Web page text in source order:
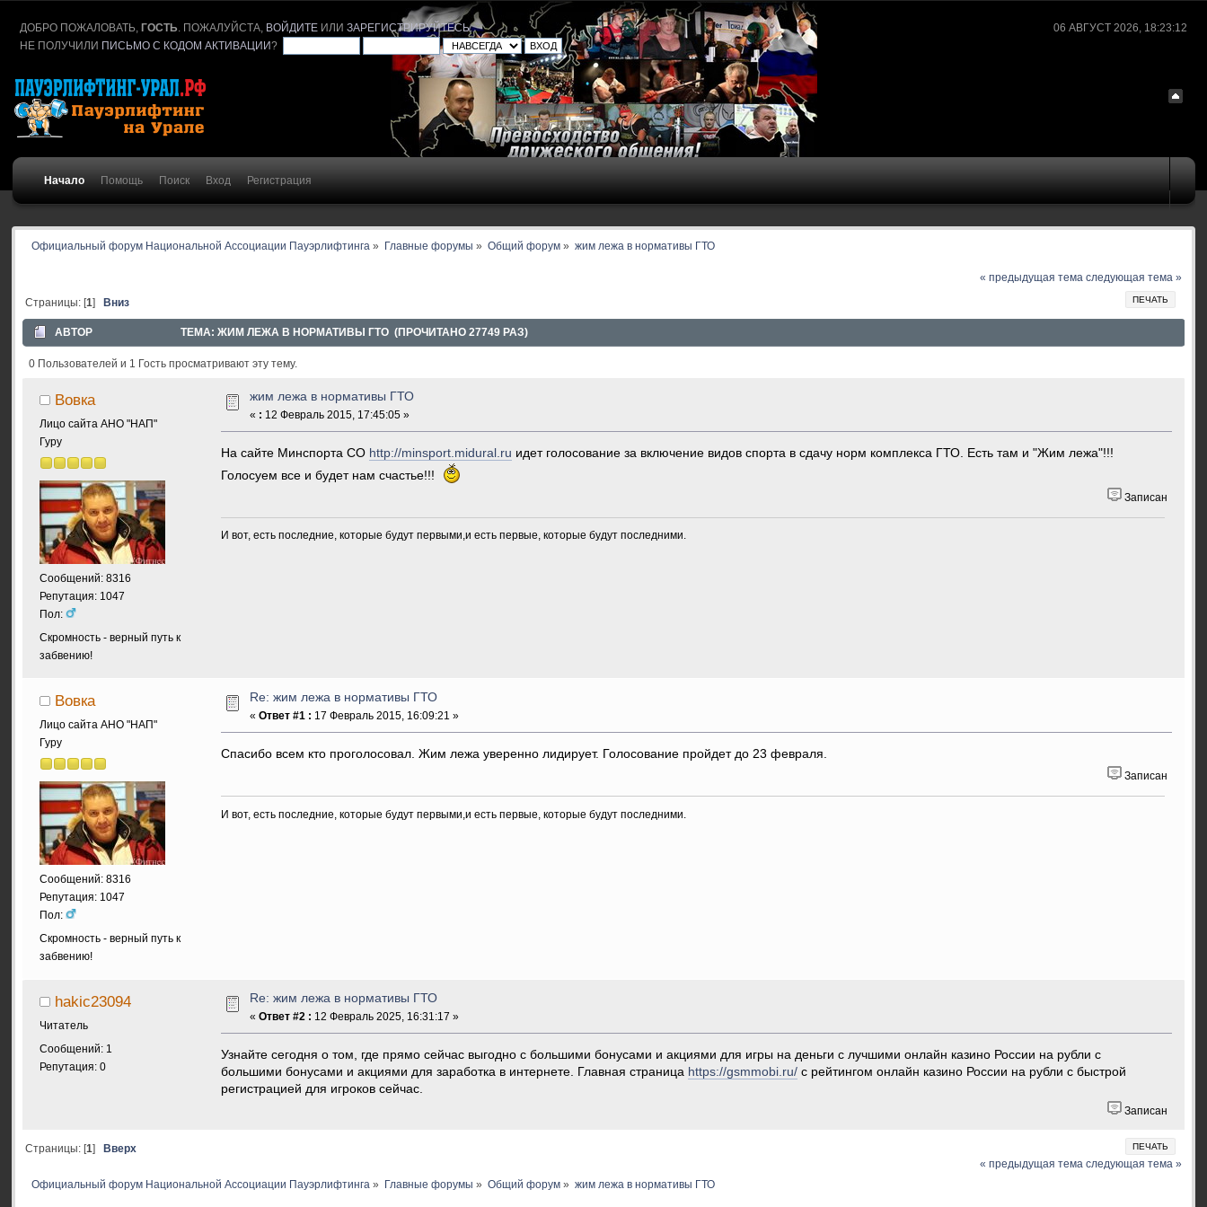
06 АВГУСТ 2026, 18:23:12
ДОБРО ПОЖАЛОВАТЬ, ГОСТЬ. ПОЖАЛУЙСТА, ВОЙДИТЕИЛИ ЗАРЕГИСТРИРУЙТЕСЬ.
НЕ ПОЛУЧИЛИ ПИСЬМО С КОДОМ АКТИВАЦИИ?
Начало Помощь Поиск Вход Регистрация
Официальный форум Национальной Ассоциации Пауэрлифтинга » Главные форумы » Общий форум » жим лежа в нормативы ГТО
« предыдущая тема следующая тема »
ПЕЧАТЬ
Страницы: [1] Вниз
АВТОР ТЕМА: ЖИМ ЛЕЖА В НОРМАТИВЫ ГТО (ПРОЧИТАНО 27749 РАЗ)
0 Пользователей и 1 Гость просматривают эту тему.
Вовка
Лицо сайта АНО "НАП"
Гуру
Сообщений: 8316
Репутация: 1047
Пол:
Скромность - верный путь к
забвению!
жим лежа в нормативы ГТО
« : 12 Февраль 2015, 17:45:05 »
На сайте Минспорта СО http://minsport.midural.ru идет голосование за включение видов спорта в сдачу норм комплекса ГТО. Есть там и "Жим лежа"!!!
Голосуем все и будет нам счастье!!!
Записан
И вот, есть последние, которые будут первыми,и есть первые, которые будут последними.
Вовка
Лицо сайта АНО "НАП"
Гуру
Сообщений: 8316
Репутация: 1047
Пол:
Скромность - верный путь к
забвению!
Re: жим лежа в нормативы ГТО
«Ответ #1 : 17 Февраль 2015, 16:09:21 »
Спасибо всем кто проголосовал. Жим лежа уверенно лидирует. Голосование пройдет до 23 февраля.
Записан
И вот, есть последние, которые будут первыми,и есть первые, которые будут последними.
hakic23094
Читатель
Сообщений: 1
Репутация: 0
Re: жим лежа в нормативы ГТО
«Ответ #2 : 12 Февраль 2025, 16:31:17 »
Узнайте сегодня о том, где прямо сейчас выгодно с большими бонусами и акциями для игры на деньги с лучшими онлайн казино России на рубли с
большими бонусами и акциями для заработка в интернете. Главная страница https://gsmmobi.ru/с рейтингом онлайн казино России на рубли с быстрой
регистрацией для игроков сейчас.
Записан
ПЕЧАТЬ
Страницы: [1]
Вверх
« предыдущая тема следующая тема »
Официальный форум Национальной Ассоциации Пауэрлифтинга » Главные форумы » Общий форум » жим лежа в нормативы ГТО